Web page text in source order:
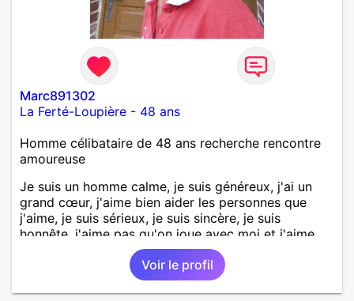
Marc891302
La Ferté-Loupière - 48 ans
Homme célibataire de 48 ans recherche rencontre
amoureuse
Je suis un homme calme, je suis généreux, j'ai un
grand cœur, j'aime bien aider les personnes que
j'aime, je suis sérieux, je suis sincère, je suis
honnête, j'aime pas qu'on joue avec moi et j'aime
pas les mensonges. Je cherche une relation
amoureuse et sérieuse.Voir le profil